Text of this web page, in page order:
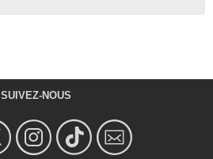
SUIVEZ-NOUS